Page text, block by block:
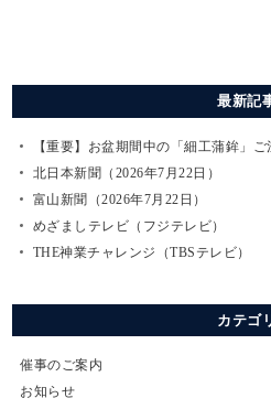
最新記
【重要】お盆期間中の「細工蒲鉾」
北日本新聞（2026年7月22日）
富山新聞（2026年7月22日）
めざましテレビ（フジテレビ）
THE神業チャレンジ（TBSテレビ）
カテゴ
催事のご案内
お知らせ